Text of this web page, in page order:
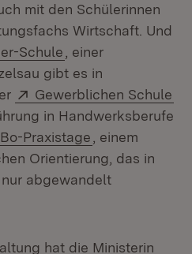
mit den Schülerinnen
Wirtschaft. Und
Schule (Öffnet in neuem
, einer
gibt es in
Extern:
Gewerblichen Schule
in Handwerksberufe
Praxistage (Öffnet in
, einem
Orientierung, das in
abgewandelt
hat die Ministerin